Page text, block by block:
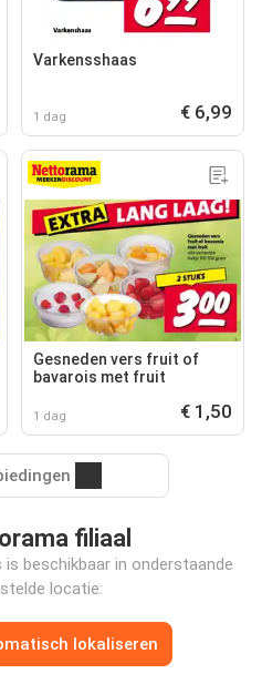
Varkensshaas
1 dag € 6,99
Gesneden vers fruit of
bavarois met fruit
1 dag € 1,50
filiaal
beschikbaar in onderstaande
locatie:
lokaliseren